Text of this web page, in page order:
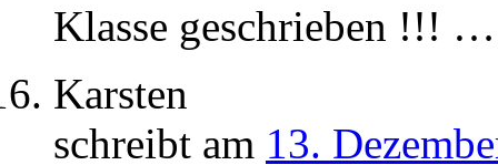
Klasse geschrieben !!!
Karsten
schreibt am 13.